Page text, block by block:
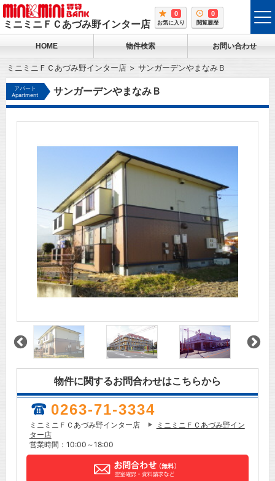
ミニミニＦＣあづみ野インター店
0
お気に入り
0
閲覧履歴
HOME 物件検索 お問い合わせ
ミニミニＦＣあづみ野インター店 サンガーデンやまなみＢ
アパート
Apartment
サンガーデンやまなみＢ
物件に関するお問合わせはこちらから
0263-71-3334
ミニミニＦＣあづみ野インター店
ミニミニＦＣあづみ野イン
ター店
営業時間：10:00～18:00